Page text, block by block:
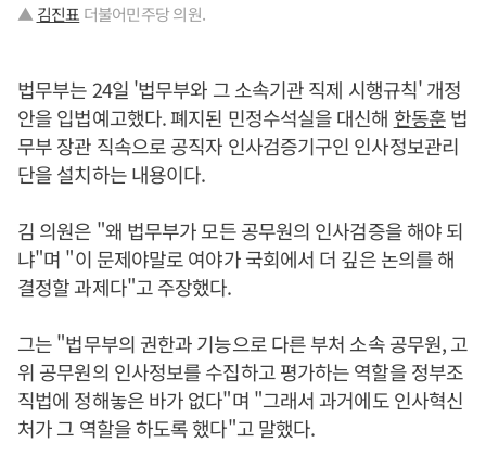
▲김진표 더불어민주당 의원.
법무부는 24일 '법무부와 그 소속기관 직제 시행규칙' 개정
안을 입법예고했다. 폐지된 민정수석실을 대신해 한동훈법
무부 장관 직속으로 공직자 인사검증기구인 인사정보관리
단을 설치하는 내용이다.
김 의원은 "왜 법무부가 모든 공무원의 인사검증을 해야 되
냐"며 "이 문제야말로 여야가 국회에서 더 깊은 논의를 해
결정할 과제다"고 주장했다.
그는 "법무부의 권한과 기능으로 다른 부처 소속 공무원, 고
위 공무원의 인사정보를 수집하고 평가하는 역할을 정부조
직법에 정해놓은 바가 없다"며 "그래서 과거에도 인사혁신
처가 그 역할을 하도록 했다"고 말했다.